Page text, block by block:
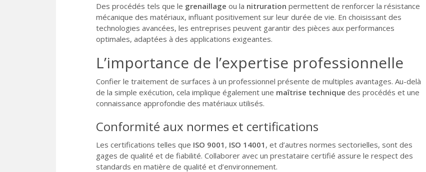
Des procédés tels que le grenaillage ou la nitruration permettent de renforcer la résistance
mécanique des matériaux, influant positivement sur leur durée de vie. En choisissant des
technologies avancées, les entreprises peuvent garantir des pièces aux performances
optimales, adaptées à des applications exigeantes.
L’importance de l’expertise professionnelle
Confier le traitement de surfaces à un professionnel présente de multiples avantages. Au-delà
de la simple exécution, cela implique également une maîtrise technique des procédés et une
connaissance approfondie des matériaux utilisés.
Conformité aux normes et certifications
Les certifications telles que ISO 9001 , ISO 14001 , et d’autres normes sectorielles, sont des
gages de qualité et de fiabilité. Collaborer avec un prestataire certifié assure le respect des
standards en matière de qualité et d’environnement.